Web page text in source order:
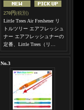
270円(税別)
Little Trees Air Freshener リ
トルツリー エアフレッシュ
ナー エアフレッシュナーの
定番、Little Trees（リ…
No.3